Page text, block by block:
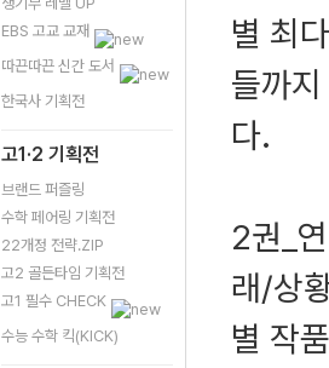
EBS 고교 교재
따끈따끈 신간 도서
한국사 기획전
고1·2 기획전
브랜드 퍼즐링
수학 페어링 기획전
22개정 전략.ZIP
고2 골든타임 기획전
고1 필수 CHECK
수능 수학 킥(KICK)
별 최
들까
다.
2권_
래/상
별 작